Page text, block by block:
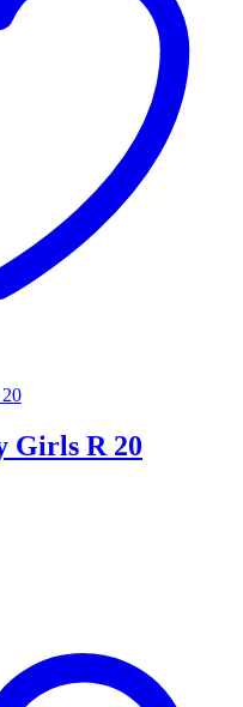
Girls R 20